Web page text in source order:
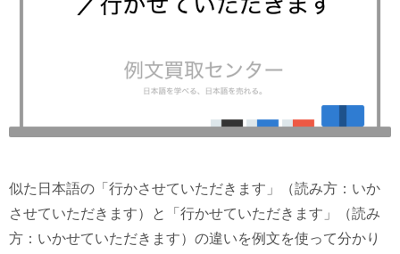
似た日本語の「行かさせていただきます」（読み方：いか
させていただきます）と「行かせていただきます」（読み
方：いかせていただきます）の違いを例文を使って分かり